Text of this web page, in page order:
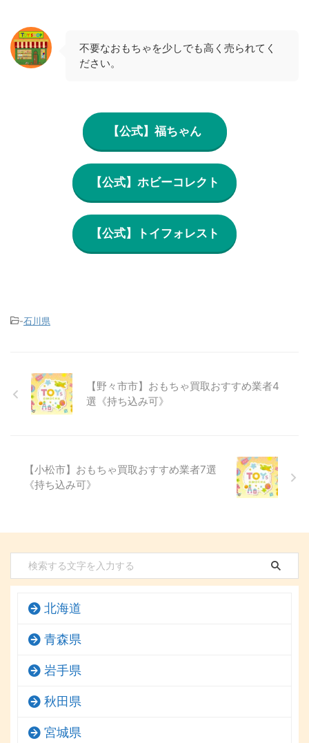
不要なおもちゃを少しでも高く売られてく
ださい。
【公式】福ちゃん
【公式】ホビーコレクト
【公式】トイフォレスト
-石川県
【野々市市】おもちゃ買取おすすめ業者4
選《持ち込み可》
【小松市】おもちゃ買取おすすめ業者7選
《持ち込み可》
北海道
青森県
岩手県
秋田県
宮城県